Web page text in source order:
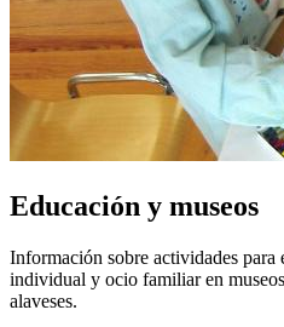
Educación y museos
Información sobre actividades para
individual y ocio familiar en
alaveses.